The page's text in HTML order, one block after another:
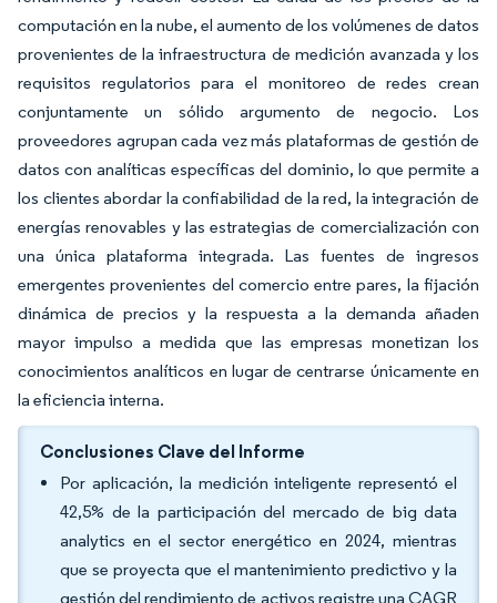
computación en la nube, el aumento de los volúmenes de datos
provenientes de la infraestructura de medición avanzada y los
requisitos regulatorios para el monitoreo de redes crean
conjuntamente un sólido argumento de negocio. Los
proveedores agrupan cada vez más plataformas de gestión de
datos con analíticas específicas del dominio, lo que permite a
los clientes abordar la confiabilidad de la red, la integración de
energías renovables y las estrategias de comercialización con
una única plataforma integrada. Las fuentes de ingresos
emergentes provenientes del comercio entre pares, la fijación
dinámica de precios y la respuesta a la demanda añaden
mayor impulso a medida que las empresas monetizan los
conocimientos analíticos en lugar de centrarse únicamente en
la eficiencia interna.
Conclusiones Clave del Informe
Por aplicación, la medición inteligente representó el
42,5% de la participación del mercado de big data
analytics en el sector energético en 2024, mientras
que se proyecta que el mantenimiento predictivo y la
gestión del rendimiento de activos registre una CAGR